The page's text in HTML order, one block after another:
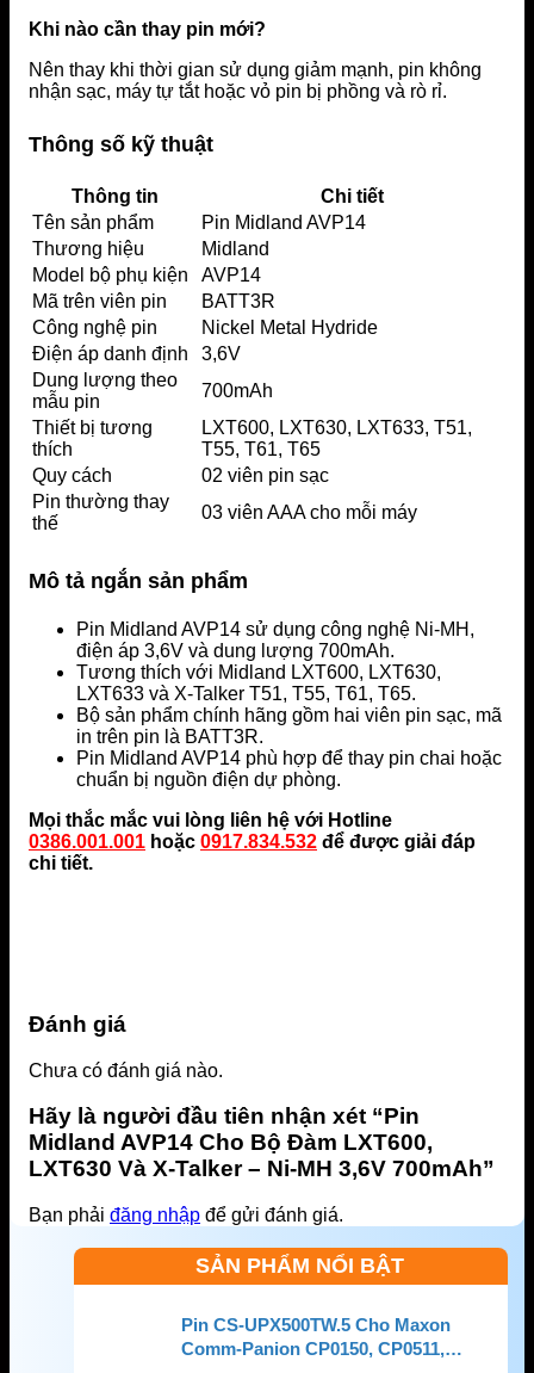
Khi nào cần thay pin mới?
Nên thay khi thời gian sử dụng giảm mạnh, pin không
nhận sạc, máy tự tắt hoặc vỏ pin bị phồng và rò rỉ.
Thông số kỹ thuật
Thông tin
Chi tiết
Tên sản phẩm
Pin Midland AVP14
Thương hiệu
Midland
Model bộ phụ kiện
AVP14
Mã trên viên pin
BATT3R
Công nghệ pin
Nickel Metal Hydride
Điện áp danh định
3,6V
Dung lượng theo
mẫu pin
700mAh
Thiết bị tương
thích
LXT600, LXT630, LXT633, T51,
T55, T61, T65
Quy cách
02 viên pin sạc
Pin thường thay
thế
03 viên AAA cho mỗi máy
Mô tả ngắn sản phẩm
Pin Midland AVP14 sử dụng công nghệ Ni-MH,
điện áp 3,6V và dung lượng 700mAh.
Tương thích với Midland LXT600, LXT630,
LXT633 và X-Talker T51, T55, T61, T65.
Bộ sản phẩm chính hãng gồm hai viên pin sạc, mã
in trên pin là BATT3R.
Pin Midland AVP14 phù hợp để thay pin chai hoặc
chuẩn bị nguồn điện dự phòng.
Mọi thắc mắc vui lòng liên hệ với Hotline
0386.001.001 hoặc 0917.834.532 để được giải đáp
chi tiết.
Đánh giá
Chưa có đánh giá nào.
Hãy là người đầu tiên nhận xét “Pin
Midland AVP14 Cho Bộ Đàm LXT600,
LXT630 Và X-Talker – Ni-MH 3,6V 700mAh”
Bạn phải đăng nhập để gửi đánh giá.
SẢN PHẨM NỔI BẬT
Pin CS-UPX500TW.5 Cho Maxon
Comm-Panion CP0150, CP0511,